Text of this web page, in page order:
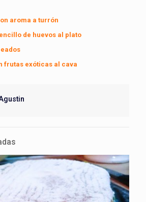
aroma a turrón
de huevos al plato
frutas exóticas al cava